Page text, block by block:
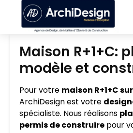
Maison R+1+C:
modèle et
Pour votre maison R+1+C sur
ArchiDesign est votre
spécialiste. Nous réalisons
permis de construire pour